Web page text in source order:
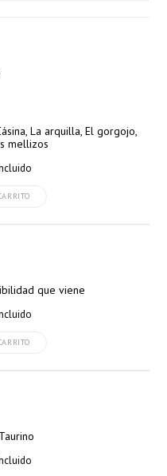
La arquilla, El gorgojo,
mellizos
que viene